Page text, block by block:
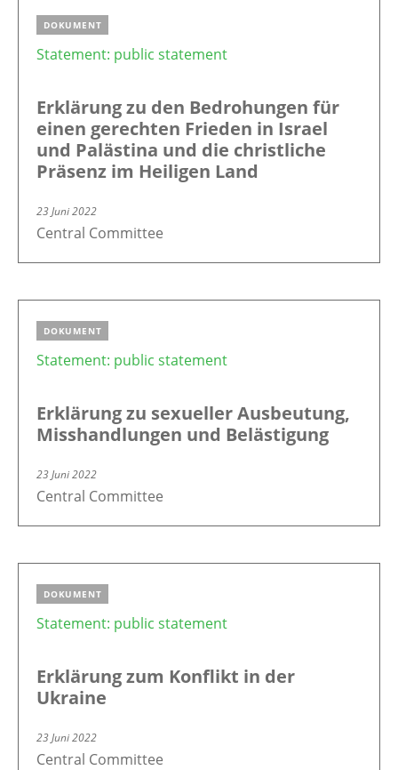
DOKUMENT
Statement: public statement
Erklärung zu den Bedrohungen für
einen gerechten Frieden in Israel
und Palästina und die christliche
Präsenz im Heiligen Land
23 Juni 2022
Central Committee
DOKUMENT
Statement: public statement
Erklärung zu sexueller Ausbeutung,
Misshandlungen und Belästigung
23 Juni 2022
Central Committee
DOKUMENT
Statement: public statement
Erklärung zum Konflikt in der
Ukraine
23 Juni 2022
Central Committee